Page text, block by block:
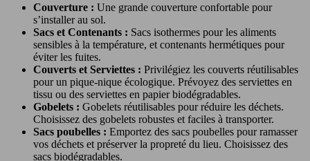
Couverture : Une grande couverture confortable pour
s’installer au sol.
Sacs et Contenants : Sacs isothermes pour les aliments
sensibles à la température, et contenants hermétiques pour
éviter les fuites.
Couverts et Serviettes : Privilégiez les couverts réutilisables
pour un pique-nique écologique. Prévoyez des serviettes en
tissu ou des serviettes en papier biodégradables.
Gobelets : Gobelets réutilisables pour réduire les déchets.
Choisissez des gobelets robustes et faciles à transporter.
Sacs poubelles : Emportez des sacs poubelles pour ramasser
vos déchets et préserver la propreté du lieu. Choisissez des
sacs biodégradables.